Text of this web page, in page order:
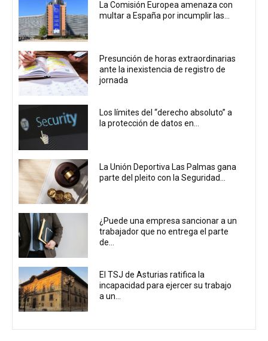
La Comisión Europea amenaza con
multar a España por incumplir las...
Presunción de horas extraordinarias
ante la inexistencia de registro de
jornada
Los límites del “derecho absoluto” a
la protección de datos en...
La Unión Deportiva Las Palmas gana
parte del pleito con la Seguridad...
¿Puede una empresa sancionar a un
trabajador que no entrega el parte
de...
El TSJ de Asturias ratifica la
incapacidad para ejercer su trabajo
a un...